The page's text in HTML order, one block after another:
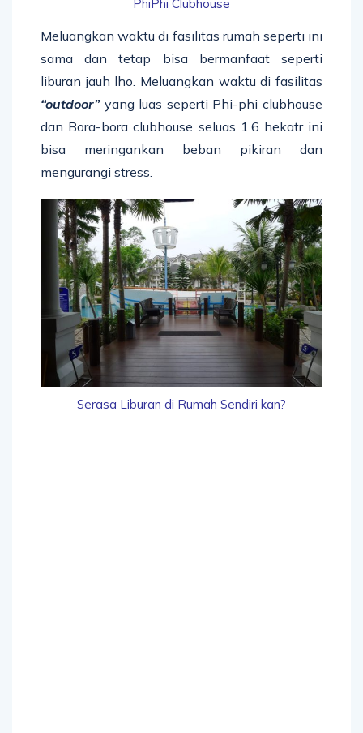
PhiPhi Clubhouse
Meluangkan waktu di fasilitas rumah seperti ini
sama dan tetap bisa bermanfaat seperti
liburan jauh lho. Meluangkan waktu di fasilitas
“outdoor”yang luas seperti Phi-phi clubhouse
dan Bora-bora clubhouse seluas 1.6 hekatr ini
bisa meringankan beban pikiran dan
mengurangi stress.
Serasa Liburan di Rumah Sendiri kan?